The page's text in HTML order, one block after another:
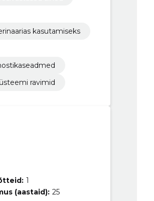
kasutamiseks
ravimid
1
(aastaid): 25